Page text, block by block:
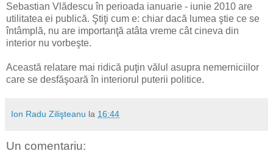
Sebastian Vlădescu în perioada ianuarie - iunie 2010 are
utilitatea ei publică. Ştiţi cum e: chiar dacă lumea ştie ce se
întâmplă, nu are importanţă atâta vreme cât cineva din
interior nu vorbeşte.
Această relatare mai ridică puţin vălul asupra nemerniciilor
care se desfăşoară în interiorul puterii politice.
Ion Radu Zilişteanu la 16:44
Un comentariu: